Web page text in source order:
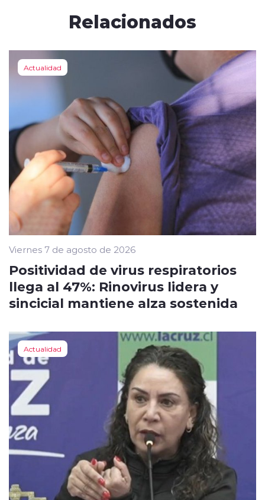
Relacionados
Actualidad
Viernes 7 de agosto de 2026
Positividad de virus respiratorios
llega al 47%: Rinovirus lidera y
sincicial mantiene alza sostenida
Actualidad